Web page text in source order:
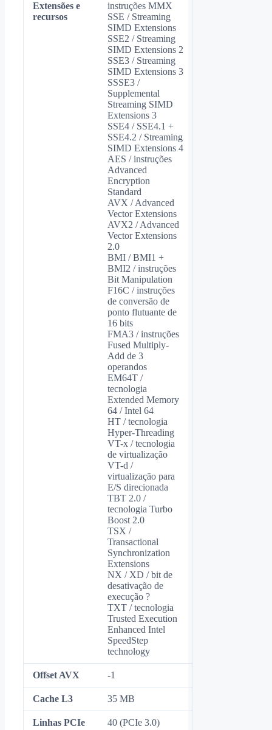
Extensões e
recursos
instruções MMX
SSE / Streaming
SIMD Extensions
SSE2 / Streaming
SIMD Extensions 2
SSE3 / Streaming
SIMD Extensions 3
SSSE3 /
Supplemental
Streaming SIMD
Extensions 3
SSE4 / SSE4.1 +
SSE4.2 / Streaming
SIMD Extensions 4
AES / instruções
Advanced
Encryption
Standard
AVX / Advanced
Vector Extensions
AVX2 / Advanced
Vector Extensions
2.0
BMI / BMI1 +
BMI2 / instruções
Bit Manipulation
F16C / instruções
de conversão de
ponto flutuante de
16 bits
FMA3 / instruções
Fused Multiply-
Add de 3
operandos
EM64T /
tecnologia
Extended Memory
64 / Intel 64
HT / tecnologia
Hyper-Threading
VT-x / tecnologia
de virtualização
VT-d /
virtualização para
E/S direcionada
TBT 2.0 /
tecnologia Turbo
Boost 2.0
TSX /
Transactional
Synchronization
Extensions
NX / XD / bit de
desativação de
execução ?
TXT / tecnologia
Trusted Execution
Enhanced Intel
SpeedStep
technology
Offset AVX -1
Cache L3 35 MB
Linhas PCIe 40 (PCIe 3.0)